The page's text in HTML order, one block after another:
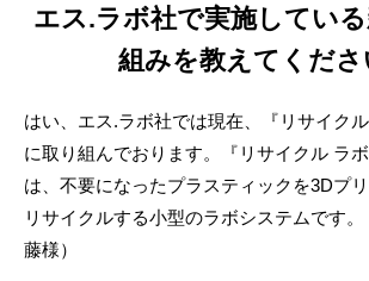
エス.ラボ社で実施している
組みを教えてくださ
はい、エス.ラボ社では現在、『リサイクル
に取り組んでおります。『リサイクル ラ
は、不要になったプラスティックを3Dプ
リサイクルする小型のラボシステムです
藤様）